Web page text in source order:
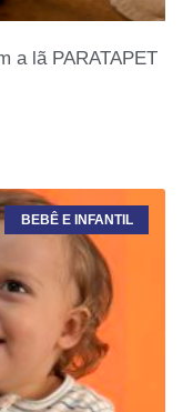
a lã PARATAPET
BEBÊ E INFANTIL